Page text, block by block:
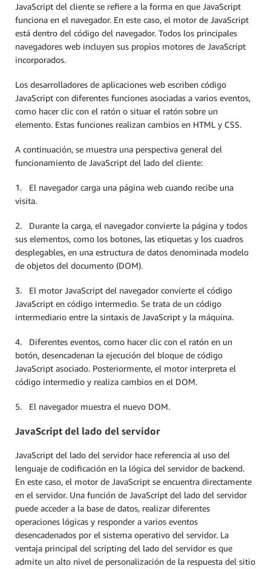
JavaScript del cliente se refiere a la forma en que JavaScript
funciona en el navegador. En este caso, el motor de JavaScript
está dentro del código del navegador. Todos los principales
navegadores web incluyen sus propios motores de JavaScript
incorporados.
Los desarrolladores de aplicaciones web escriben código
JavaScript con diferentes funciones asociadas a varios eventos,
como hacer clic con el ratón o situar el ratón sobre un
elemento. Estas funciones realizan cambios en HTML y CSS.
A continuación, se muestra una perspectiva general del
funcionamiento de JavaScript del lado del cliente:
1. El navegador carga una página web cuando recibe una
visita.
2. Durante la carga, el navegador convierte la página y todos
sus elementos, como los botones, las etiquetas y los cuadros
desplegables, en una estructura de datos denominada modelo
de objetos del documento (DOM).
3. El motor JavaScript del navegador convierte el código
JavaScript en código intermedio. Se trata de un código
intermediario entre la sintaxis de JavaScript y la máquina.
4. Diferentes eventos, como hacer clic con el ratón en un
botón, desencadenan la ejecución del bloque de código
JavaScript asociado. Posteriormente, el motor interpreta el
código intermedio y realiza cambios en el DOM.
5. El navegador muestra el nuevo DOM.
JavaScript del lado del servidor
JavaScript del lado del servidor hace referencia al uso del
lenguaje de codificación en la lógica del servidor de backend.
En este caso, el motor de JavaScript se encuentra directamente
en el servidor. Una función de JavaScript del lado del servidor
puede acceder a la base de datos, realizar diferentes
operaciones lógicas y responder a varios eventos
desencadenados por el sistema operativo del servidor. La
ventaja principal del scripting del lado del servidor es que
admite un alto nivel de personalización de la respuesta del sitio